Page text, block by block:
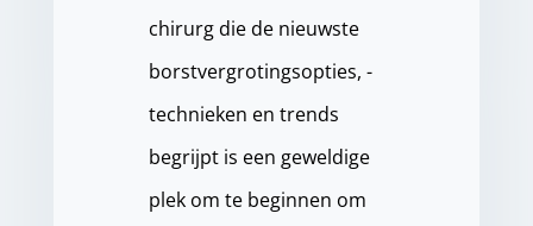
chirurg die de nieuwste
borstvergrotingsopties, -
technieken en trends
begrijpt is een geweldige
plek om te beginnen om